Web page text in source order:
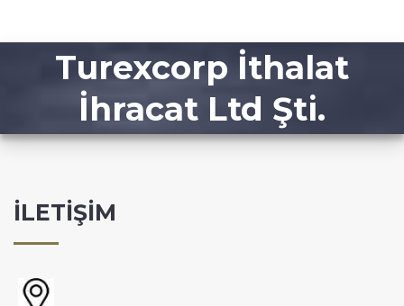
Turexcorp İthalat
İhracat Ltd Şti.
İLETİŞİM